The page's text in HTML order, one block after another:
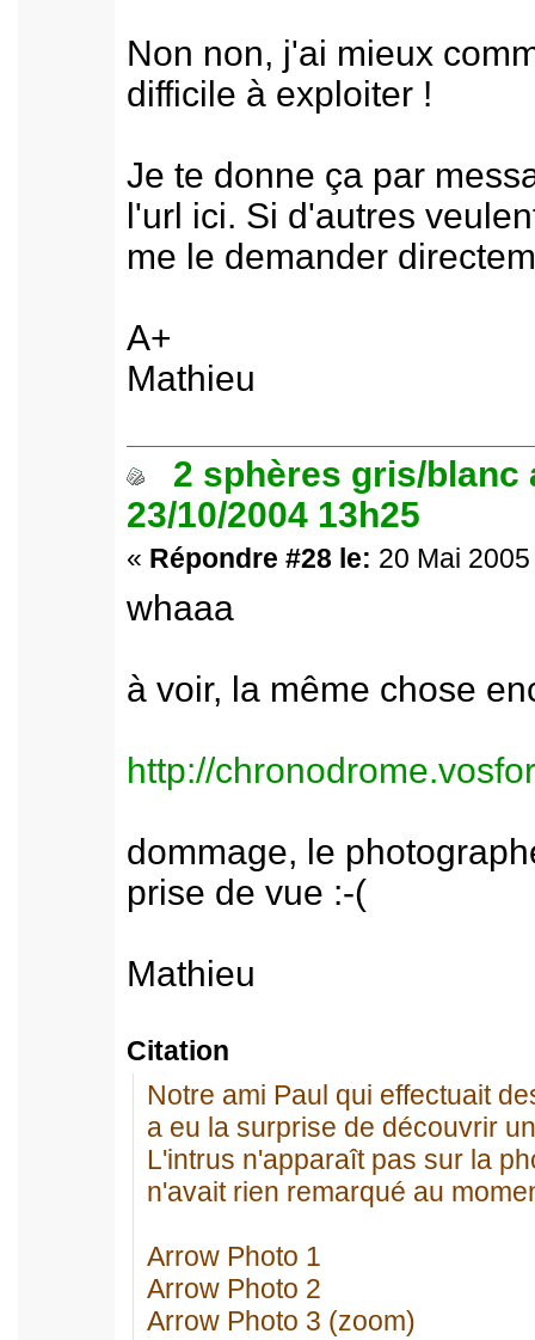
Non non, j'ai mieux
difficile à exploiter !
Je te donne ça par
l'url ici. Si d'autres
me le demander
A+
Mathieu
2 sphères gris/blanc
23/10/2004 13h25
« Répondre #28 le: 20 Mai
whaaa
à voir, la même chose
http://
dommage, le
prise de vue :-(
Mathieu
Citation
Notre ami Paul qui effectuait
a eu la surprise de découvrir
L'intrus n'apparaît pas sur la
n'avait rien remarqué au
Arrow Photo 1
Arrow Photo 2
Arrow Photo 3 (zoom)